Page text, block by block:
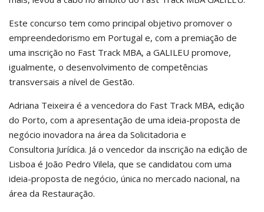
Este concurso tem como principal objetivo promover o
empreendedorismo em Portugal e, com a premiação de
uma inscrição no Fast Track MBA, a GALILEU promove,
igualmente, o desenvolvimento de competências
transversais a nível de Gestão.
Adriana Teixeira é a vencedora do Fast Track MBA, edição
do Porto, com a apresentação de uma ideia-proposta de
negócio inovadora na área da Solicitadoria e
Consultoria Jurídica. Já o vencedor da inscrição na edição de
Lisboa é João Pedro Vilela, que se candidatou com uma
ideia-proposta de negócio, única no mercado nacional, na
área da Restauração.